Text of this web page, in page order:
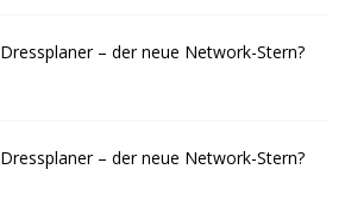
Dressplaner – der neue Network-Stern?
Dressplaner – der neue Network-Stern?